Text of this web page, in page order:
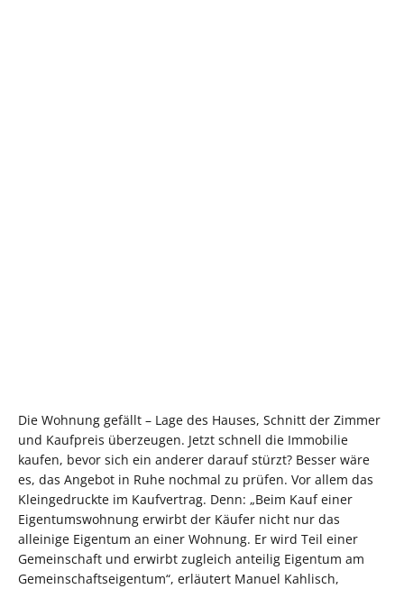
Die Wohnung gefällt – Lage des Hauses, Schnitt der Zimmer
und Kaufpreis überzeugen. Jetzt schnell die Immobilie
kaufen, bevor sich ein anderer darauf stürzt? Besser wäre
es, das Angebot in Ruhe nochmal zu prüfen. Vor allem das
Kleingedruckte im Kaufvertrag. Denn: „Beim Kauf einer
Eigentumswohnung erwirbt der Käufer nicht nur das
alleinige Eigentum an einer Wohnung. Er wird Teil einer
Gemeinschaft und erwirbt zugleich anteilig Eigentum am
Gemeinschaftseigentum“, erläutert Manuel Kahlisch,